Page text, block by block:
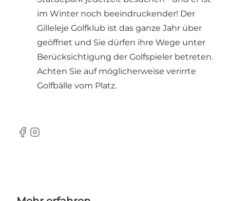
im Winter noch beeindruckender! Der
Gilleleje Golfklub ist das ganze Jahr über
geöffnet und Sie dürfen ihre Wege unter
Berücksichtigung der Golfspieler betreten.
Achten Sie auf möglicherweise verirrte
Golfbälle vom Platz.
Facebook
Instagram